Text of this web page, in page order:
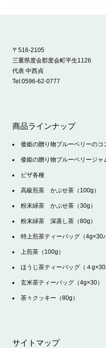
〒516-2105
三重県度会郡度会町平生1126
代表 中西貞
Tel:0596-62-0777
商品ラインナップ
倭姫の贈り物ブルーベリーのコ
倭姫の贈り物ブルーベリージャ
ピザ各種
高級煎茶 かぶせ茶（100g）
粉末緑茶 かぶせ茶（30g）
粉末緑茶 深蒸し茶（80g）
特上煎茶ティーバッグ（4g×30
上煎茶（100g）
ほうじ茶ティーバッグ（４g×30
玄米茶ティーバッグ（4g×30）
茶々クッキー（80g）
サイトマップ